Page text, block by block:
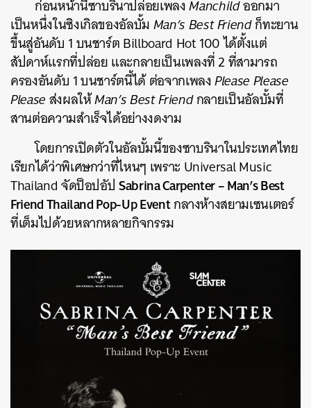
ก่อนหน้านี้ซาบรินาปล่อยเพลงManchildออกมา
เป็นหนึ่งในซิงเกิลของอัลบั้มMan’s Best Friendก็ทะยาน
ขึ้นสู่อันดับ 1 บนชาร์ต Billboard Hot 100 ได้ตั้งแต่
สัปดาห์แรกที่ปล่อย และกลายเป็นเพลงที่ 2 ที่สามารถ
ครองอันดับ 1 บนชาร์ตนี้ได้ ต่อจากเพลงPlease Please
Pleaseส่งผลให้Man’s Best Friendกลายเป็นอัลบั้มที่
สานต่อความสำเร็จได้อย่างงดงาม
โดยการเปิดตัวในอัลบั้มนี้ของซาบรินาในประเทศไทย
เรียกได้ว่าพิเศษกว่าที่ไหนๆ เพราะ Universal Music
Thailand จัดป็อปอัปSabrina Carpenter – Man’s Best
Friend Thailand Pop-Up Eventกลางห้างสยามเซนเตอร์
ที่เต็มไปด้วยหลากหลายกิจกรรม
ค้นหา
SHARE TWEET LINE EMAIL